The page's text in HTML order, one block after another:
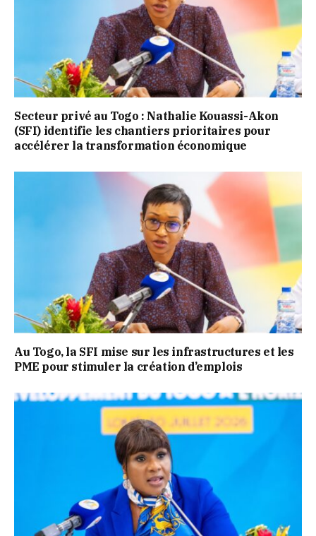
Secteur privé au Togo : Nathalie Kouassi-Akon
(SFI) identifie les chantiers prioritaires pour
accélérer la transformation économique
Au Togo, la SFI mise sur les infrastructures et les
PME pour stimuler la création d’emplois